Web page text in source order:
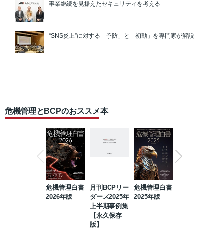
事業継続を見据えたセキュリティを考える
“SNS炎上”に対する「予防」と「初動」を専門家が解説
危機管理とBCPのおススメ本
危機管理白書
2026年版
月刊BCPリー
ダーズ2025年
上半期事例集
【永久保存
版】
危機管理白書
2025年版